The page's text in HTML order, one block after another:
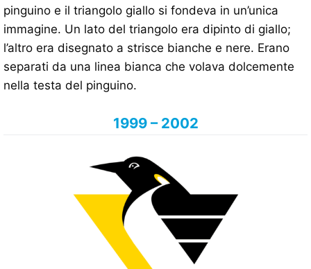
pinguino e il triangolo giallo si fondeva in un’unica
immagine. Un lato del triangolo era dipinto di giallo;
l’altro era disegnato a strisce bianche e nere. Erano
separati da una linea bianca che volava dolcemente
nella testa del pinguino.
1999 – 2002